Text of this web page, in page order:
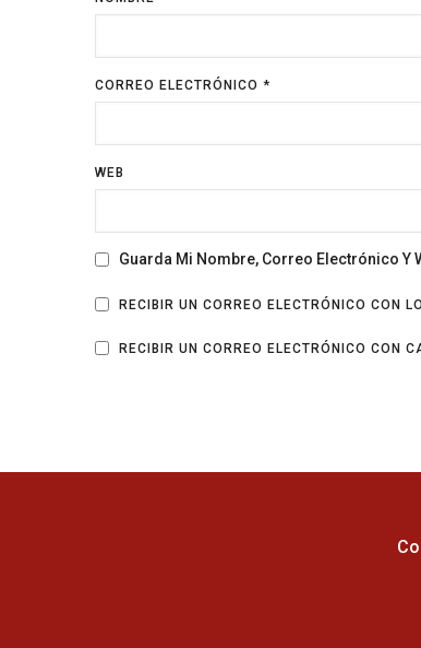
CORREO ELECTRÓNICO *
WEB
Guarda Mi Nombre, Correo Electrónico Y
RECIBIR UN CORREO ELECTRÓNICO CON
RECIBIR UN CORREO ELECTRÓNICO CON